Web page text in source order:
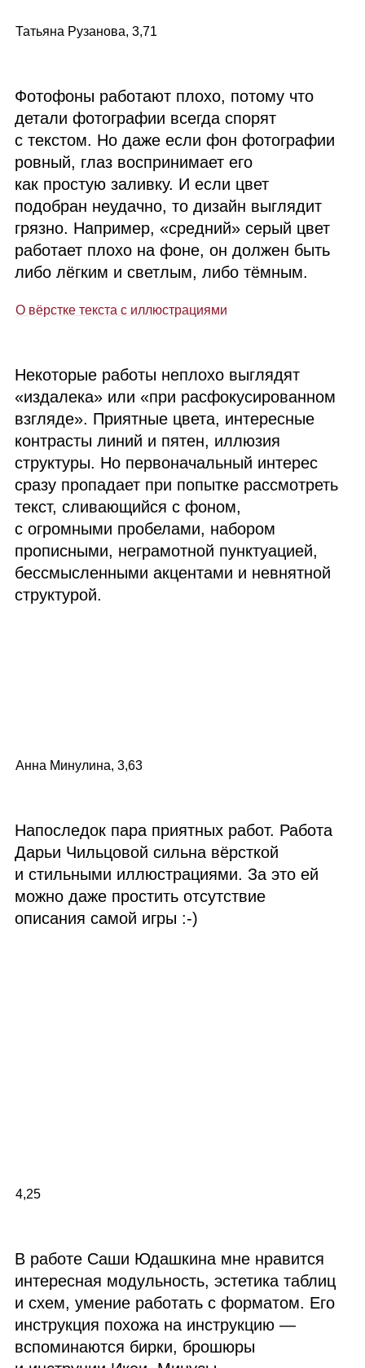
Татьяна Рузанова, 3,71
Фотофоны работают плохо, потому что
детали фотографии всегда спорят
с текстом. Но даже если фон фотографии
ровный, глаз воспринимает его
как простую заливку. И если цвет
подобран неудачно, то дизайн выглядит
грязно. Например, «средний» серый цвет
работает плохо на фоне, он должен быть
либо лёгким и светлым, либо тёмным.
О вёрстке текста с иллюстрациями
Некоторые работы неплохо выглядят
«издалека» или «при расфокусированном
взгляде». Приятные цвета, интересные
контрасты линий и пятен, иллюзия
структуры. Но первоначальный интерес
сразу пропадает при попытке рассмотреть
текст, сливающийся с фоном,
с огромными пробелами, набором
прописными, неграмотной пунктуацией,
бессмысленными акцентами и невнятной
структурой.
Анна Минулина, 3,63
Напоследок пара приятных работ. Работа
Дарьи Чильцовой сильна вёрсткой
и стильными иллюстрациями. За это ей
можно даже простить отсутствие
описания самой игры :‑)
4,25
В работе Саши Юдашкина мне нравится
интересная модульность, эстетика таблиц
и схем, умение работать с форматом. Его
инструкция похожа на инструкцию —
вспоминаются бирки, брошюры